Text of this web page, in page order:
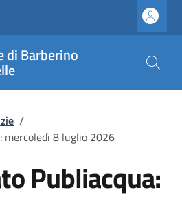
di Barberino
/
mercoledì 8 luglio 2026
Publiacqua: